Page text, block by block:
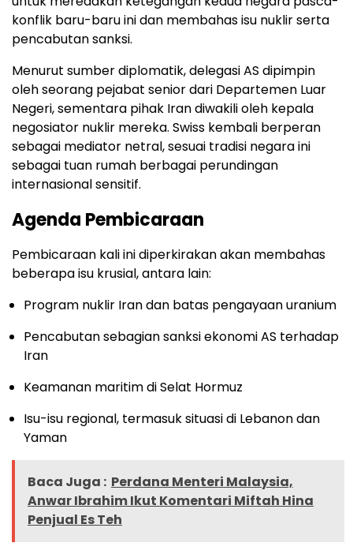
konflik baru-baru ini dan membahas isu nuklir serta
pencabutan sanksi.
Menurut sumber diplomatik, delegasi AS dipimpin
oleh seorang pejabat senior dari Departemen Luar
Negeri, sementara pihak Iran diwakili oleh kepala
negosiator nuklir mereka. Swiss kembali berperan
sebagai mediator netral, sesuai tradisi negara ini
sebagai tuan rumah berbagai perundingan
internasional sensitif.
Agenda Pembicaraan
Pembicaraan kali ini diperkirakan akan membahas
beberapa isu krusial, antara lain:
Program nuklir Iran dan batas pengayaan uranium
Pencabutan sebagian sanksi ekonomi AS terhadap
Iran
Keamanan maritim di Selat Hormuz
Isu-isu regional, termasuk situasi di Lebanon dan
Yaman
Baca Juga : Perdana Menteri Malaysia,
Anwar Ibrahim Ikut Komentari Miftah Hina
Penjual Es Teh